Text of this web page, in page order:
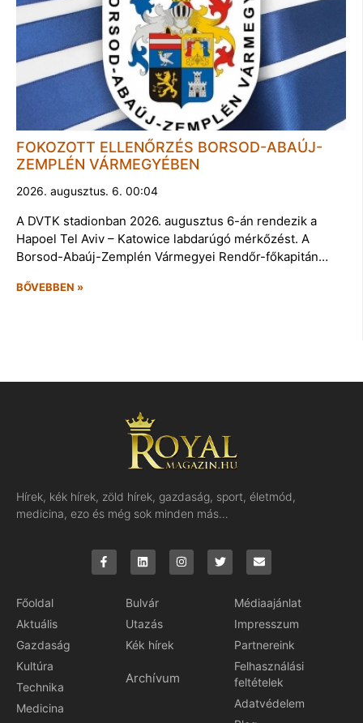
FOKOZOTT ELLENŐRZÉS BORSOD-ABAÚJ-
ZEMPLÉN VÁRMEGYÉBEN
2026. augusztus. 6. 00:04
A DVTK stadionban 2026. augusztus 6-án rendezik a
Hapoel Tel Aviv – Katowice labdarúgó mérkőzést. A
Borsod-Abaúj-Zemplén Vármegyei Rendőr-főkapitán…
BŐVEBBEN »
Hírek, kék hírek, zöld hírek, gazdaság, sport, életmód,
medicina, ezo és még sok minden más…
Főoldal
Aktuális
Gazdaság
Kultúra
Technika
Medicina
Bulvár
Utazás
Kék hírek
Archívum
Médiaajánlat
Impresszum
Partnereink
Felhasználási
feltételek
Adatvédelem